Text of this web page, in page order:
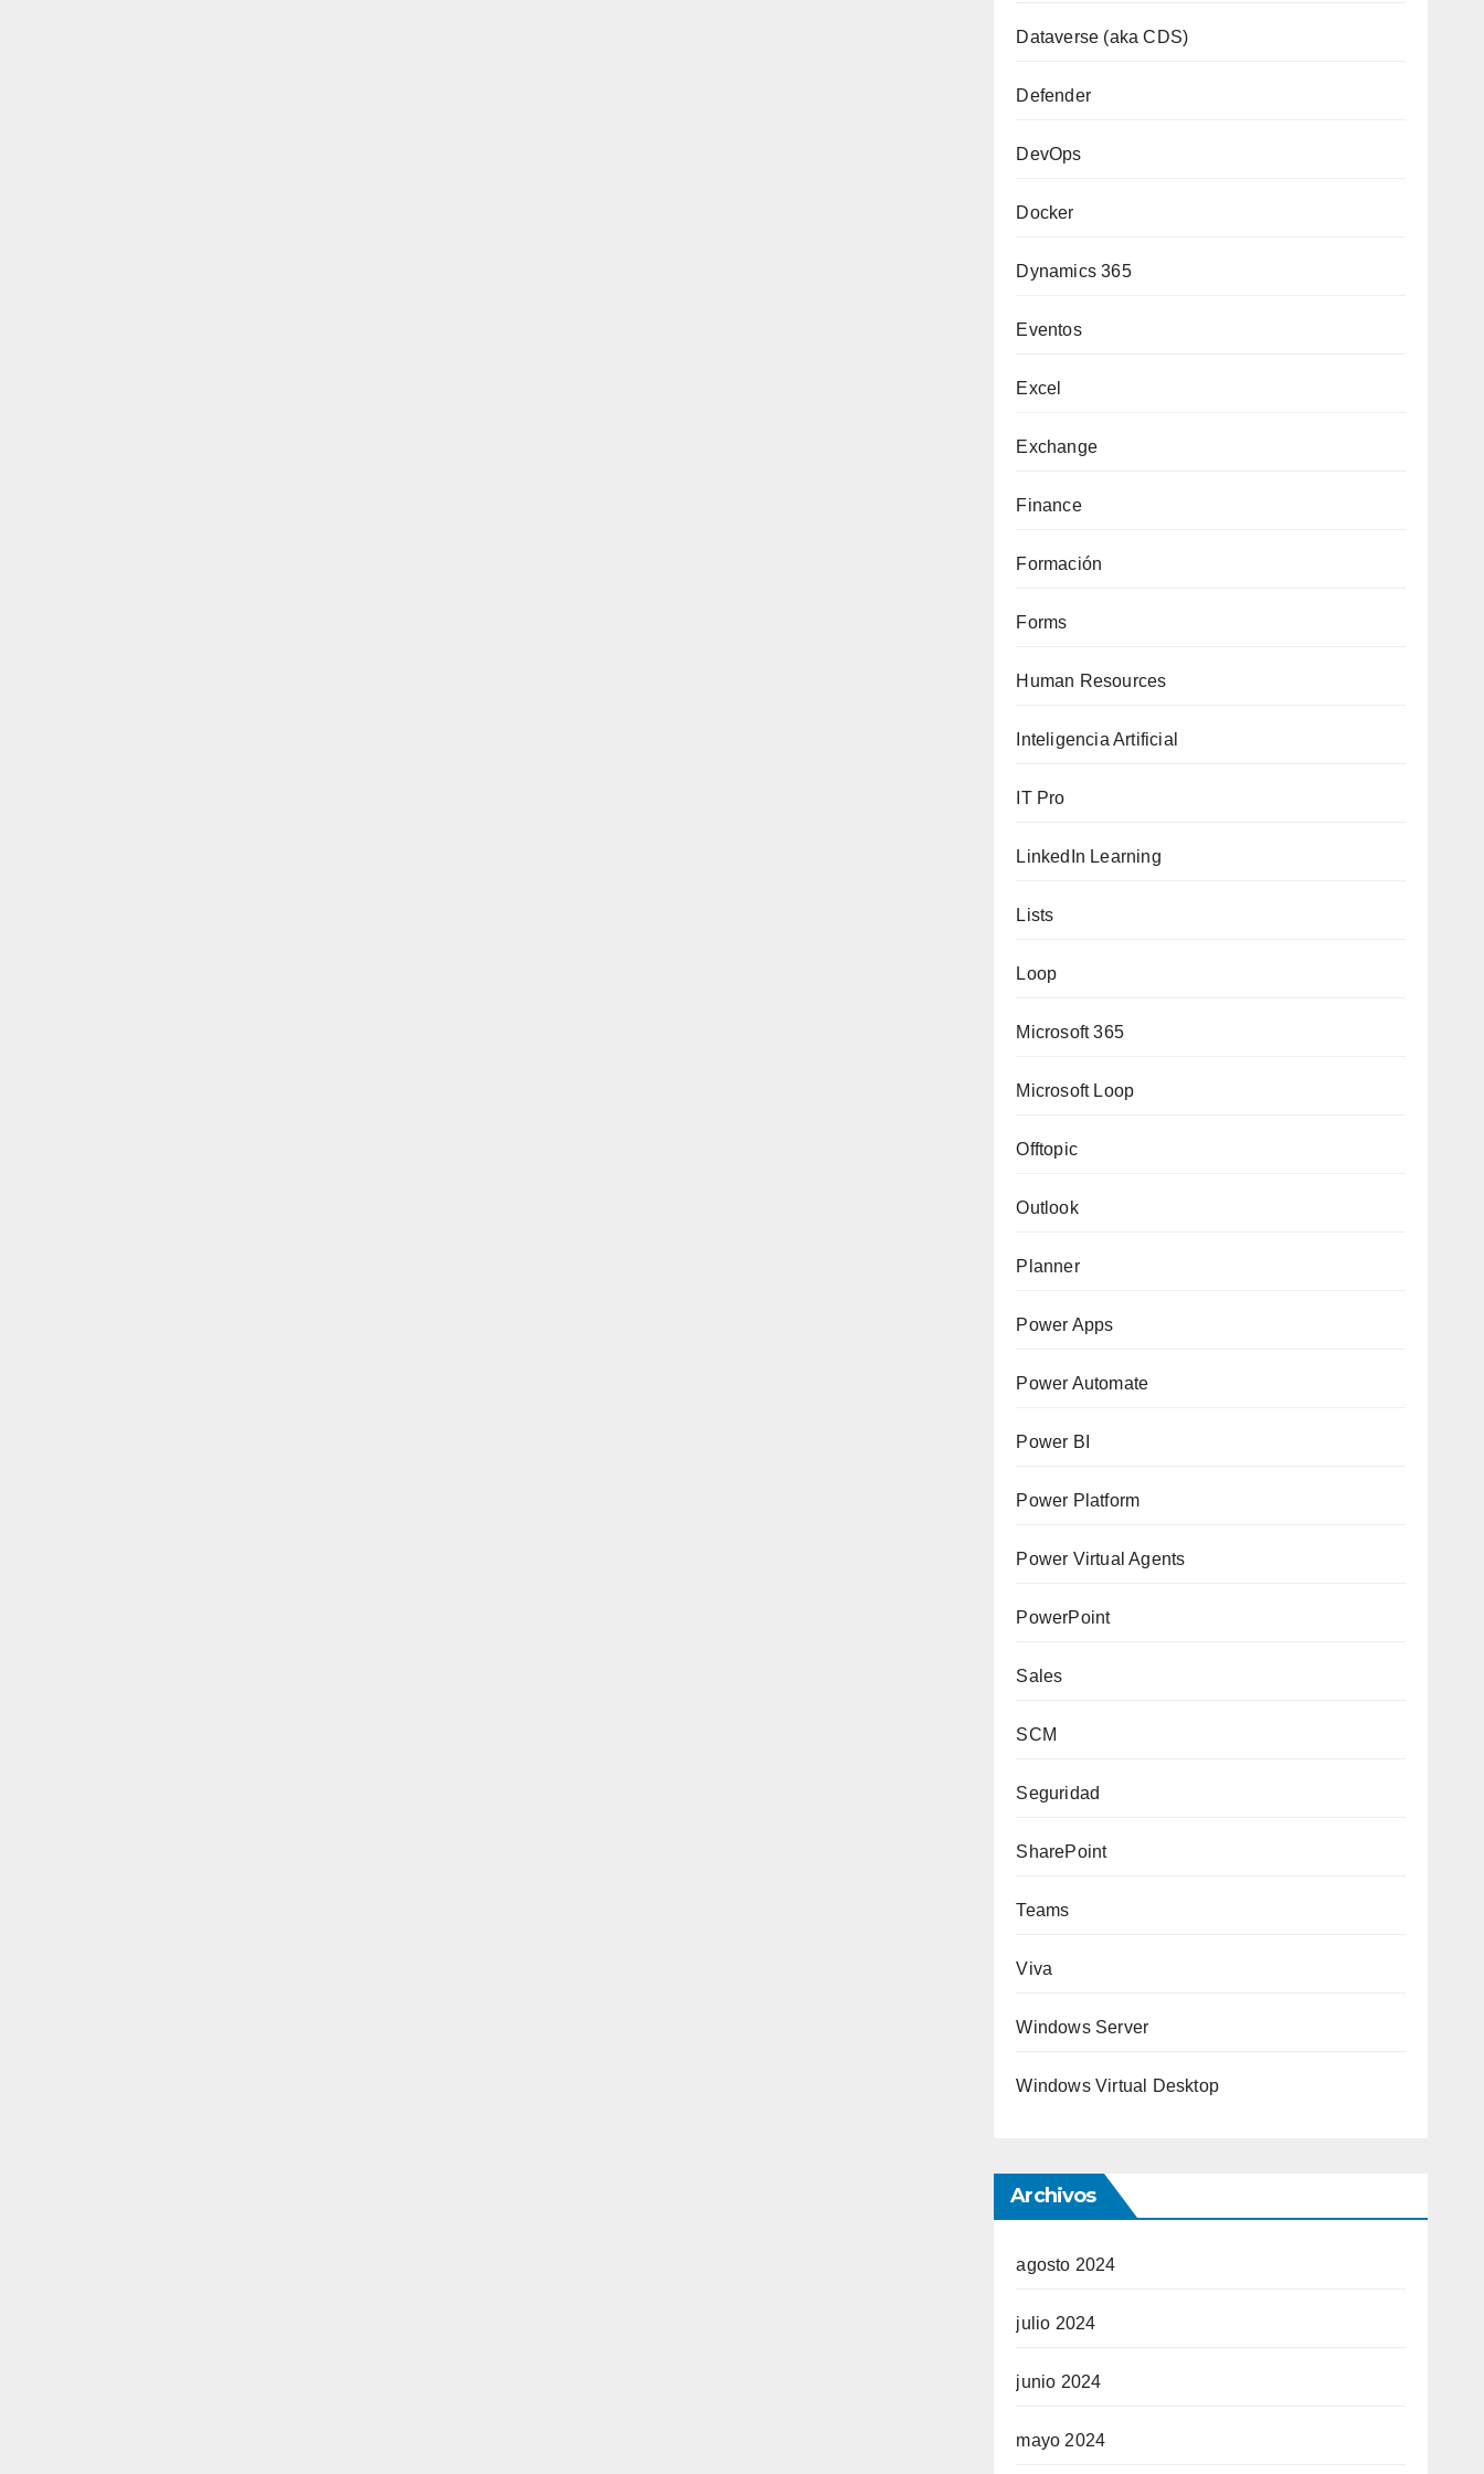
Dataverse (aka CDS)
Defender
DevOps
Docker
Dynamics 365
Eventos
Excel
Exchange
Finance
Formación
Forms
Human Resources
Inteligencia Artificial
IT Pro
LinkedIn Learning
Lists
Loop
Microsoft 365
Microsoft Loop
Offtopic
Outlook
Planner
Power Apps
Power Automate
Power BI
Power Platform
Power Virtual Agents
PowerPoint
Sales
SCM
Seguridad
SharePoint
Teams
Viva
Windows Server
Windows Virtual Desktop
Archivos
agosto 2024
julio 2024
junio 2024
mayo 2024